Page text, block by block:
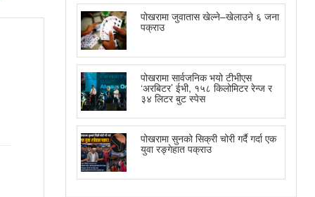
पोखरामा जुवातास खेल्ने–खेलाउने ६ जना
पक्राउ
पोखरामा सार्वजनिक भयो टीभीएस
‘अरबिटर’ ईभी, १५८ किलोमिटर रेन्ज र
३४ लिटर बुट स्पेस
पोखरामा सुनको सिक्री चोरी गर्दै गर्दा एक
युवा रङ्गेहात पक्राउ